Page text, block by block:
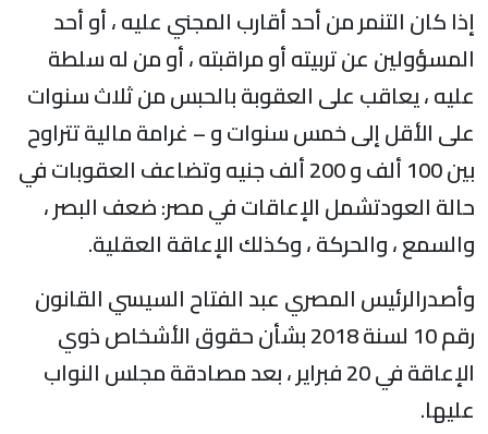
إذا كان التنمر من أحد أقارب المجني عليه ، أو أحد
المسؤولين عن تربيته أو مراقبته ، أو من له سلطة
عليه ، يعاقب على العقوبة بالحبس من ثلاث سنوات
على الأقل إلى خمس سنوات و – غرامة مالية تتراوح
بين 100 ألف و 200 ألف جنيه وتضاعف العقوبات في
حالة العودتشمل الإعاقات في مصر: ضعف البصر ،
والسمع ، والحركة ، وكذلك الإعاقة العقلية.
وأصدرالرئيس المصري عبد الفتاح السيسي القانون
رقم 10 لسنة 2018 بشأن حقوق الأشخاص ذوي
الإعاقة في 20 فبراير ، بعد مصادقة مجلس النواب
عليها.